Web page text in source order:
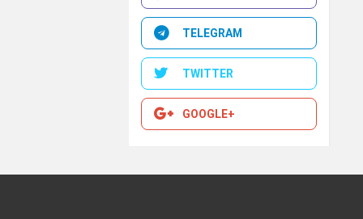
TELEGRAM
TWITTER
GOOGLE+